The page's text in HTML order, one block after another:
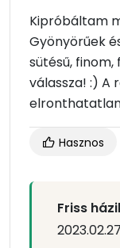
Kipróbáltam
Gyönyörűek
sütésű,
válassza! :) A
Hasznos
Friss
2023.02.27